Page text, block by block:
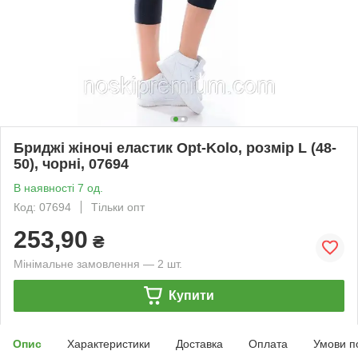
Бриджі жіночі еластик Opt-Kolo, розмір L (48-
50), чорні, 07694
В наявності 7 од.
Код: 07694
Тільки опт
253,90 ₴
Мінімальне замовлення — 2 шт.
Купити
Опис Характеристики Доставка Оплата Умови